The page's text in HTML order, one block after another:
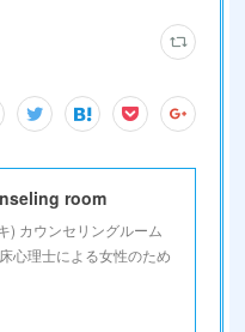
room
) カウンセリングルーム
心理士による女性のため